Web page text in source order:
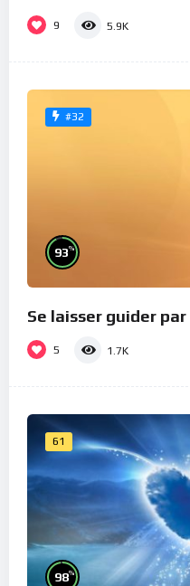
9 5.9K
#32
93%
Se laisser guider
5 1.7K
61
98%